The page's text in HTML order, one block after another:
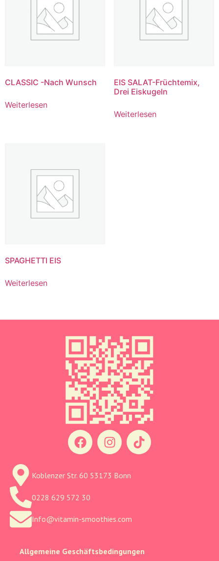
CLASSIC -Nach Wunsch
Weiterlesen
EIS SALAT-Früchtemix,
Drei Eiskugeln
Weiterlesen
SPAGHETTI EIS
Weiterlesen
Koblenzer Str. 60 53173 Bonn
0228 629 572 30
Info@vitamin-smoothies.com
Allgemeine Geschäftsbedingungen